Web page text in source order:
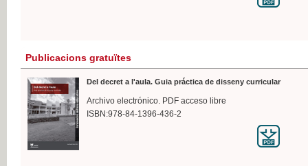
Publicacions gratuïtes
Del decret a l'aula. Guia práctica de disseny curricular
Archivo electrónico. PDF acceso libre
ISBN:978-84-1396-436-2